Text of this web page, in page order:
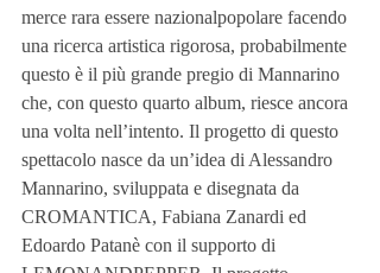
merce rara essere nazionalpopolare facendo
una ricerca artistica rigorosa, probabilmente
questo è il più grande pregio di Mannarino
che, con questo quarto album, riesce ancora
una volta nell’intento. Il progetto di questo
spettacolo nasce da un’idea di Alessandro
Mannarino, sviluppata e disegnata da
CROMANTICA, Fabiana Zanardi ed
Edoardo Patanè con il supporto di